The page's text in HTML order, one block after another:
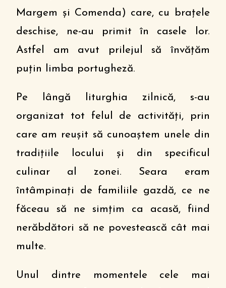
Margem și Comenda) care, cu brațele
deschise, ne-au primit în casele lor.
Astfel am avut prilejul să învățăm
puțin limba portugheză.
Pe lângă liturghia zilnică, s-au
organizat tot felul de activități, prin
care am reușit să cunoaștem unele din
tradițiile locului și din specificul
culinar al zonei. Seara eram
întâmpinați de familiile gazdă, ce ne
făceau să ne simțim ca acasă, fiind
nerăbdători să ne povestească cât mai
multe.
Unul dintre momentele cele mai